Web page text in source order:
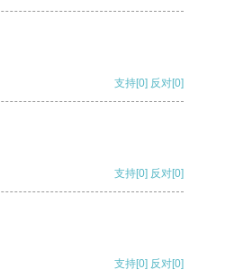
支持[0] 反对[0]
支持[0] 反对[0]
支持[0] 反对[0]